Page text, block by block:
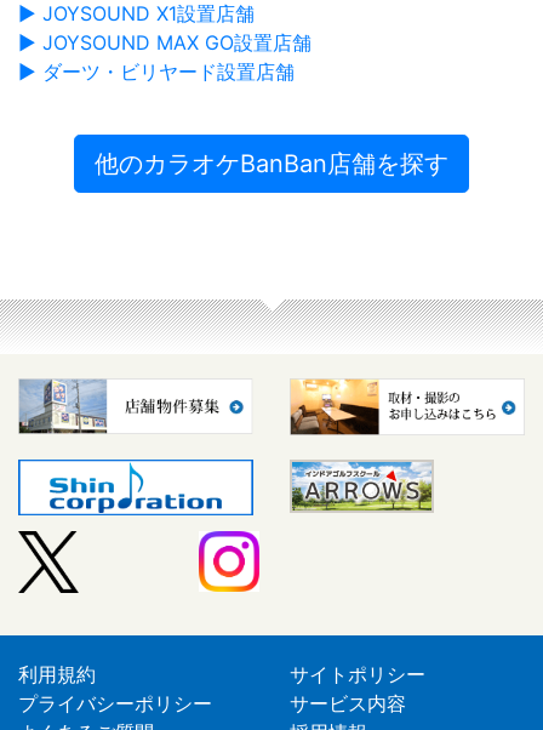
▶ JOYSOUND X1設置店舗
▶ JOYSOUND MAX GO設置店舗
▶ ダーツ・ビリヤード設置店舗
他のカラオケBanBan店舗を探す
利用規約
サイトポリシー
プライバシーポリシー
サービス内容